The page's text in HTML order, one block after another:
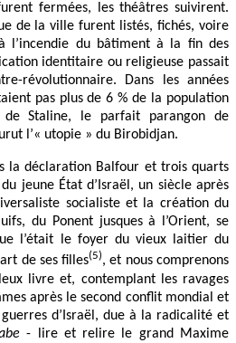
fermées, les théâtres suivirent.
de la ville furent listés, fichés, voire
l’incendie du bâtiment à la fin des
identitaire ou religieuse passait
révolutionnaire. Dans les années
pas plus de 6 % de la population
Staline, le parfait parangon de
l’« utopie » du Birobidjan.
la déclaration Balfour et trois quarts
jeune État d’Israël, un siècle après
socialiste et la création du
du Ponent jusques à l’Orient, se
l’était le foyer du vieux laitier du
de ses filles(5), et nous comprenons
livre et, contemplant les ravages
après le second conflit mondial et
guerres d’Israël, due à la radicalité et
- lire et relire le grand Maxime